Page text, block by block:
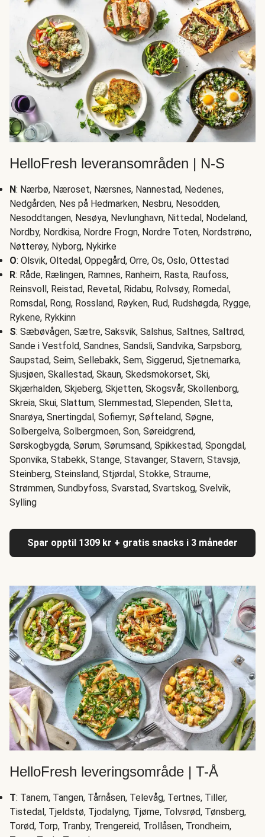
HelloFresh leveransområden | N-S
N: Nærbø, Næroset, Nærsnes, Nannestad, Nedenes,
Nedgården, Nes på Hedmarken, Nesbru, Nesodden,
Nesoddtangen, Nesøya, Nevlunghavn, Nittedal, Nodeland,
Nordby, Nordkisa, Nordre Frogn, Nordre Toten, Nordstrøno,
Nøtterøy, Nyborg, Nykirke
O: Olsvik, Oltedal, Oppegård, Orre, Os, Oslo, Ottestad
R: Råde, Rælingen, Ramnes, Ranheim, Rasta, Raufoss,
Reinsvoll, Reistad, Revetal, Ridabu, Rolvsøy, Romedal,
Romsdal, Rong, Rossland, Røyken, Rud, Rudshøgda, Rygge,
Rykene, Rykkinn
S: Sæbøvågen, Sætre, Saksvik, Salshus, Saltnes, Saltrød,
Sande i Vestfold, Sandnes, Sandsli, Sandvika, Sarpsborg,
Saupstad, Seim, Sellebakk, Sem, Siggerud, Sjetnemarka,
Sjusjøen, Skallestad, Skaun, Skedsmokorset, Ski,
Skjærhalden, Skjeberg, Skjetten, Skogsvår, Skollenborg,
Skreia, Skui, Slattum, Slemmestad, Slependen, Sletta,
Snarøya, Snertingdal, Sofiemyr, Søfteland, Søgne,
Solbergelva, Solbergmoen, Son, Søreidgrend,
Sørskogbygda, Sørum, Sørumsand, Spikkestad, Spongdal,
Sponvika, Stabekk, Stange, Stavanger, Stavern, Stavsjø,
Steinberg, Steinsland, Stjørdal, Stokke, Straume,
Strømmen, Sundbyfoss, Svarstad, Svartskog, Svelvik,
Sylling
Spar opptil 1309 kr + gratis snacks i 3 måneder
HelloFresh leveringsområde | T-Å
T: Tanem, Tangen, Tårnåsen, Televåg, Tertnes, Tiller,
Tistedal, Tjeldstø, Tjodalyng, Tjøme, Tolvsrød, Tønsberg,
Torød, Torp, Tranby, Trengereid, Trollåsen, Trondheim,